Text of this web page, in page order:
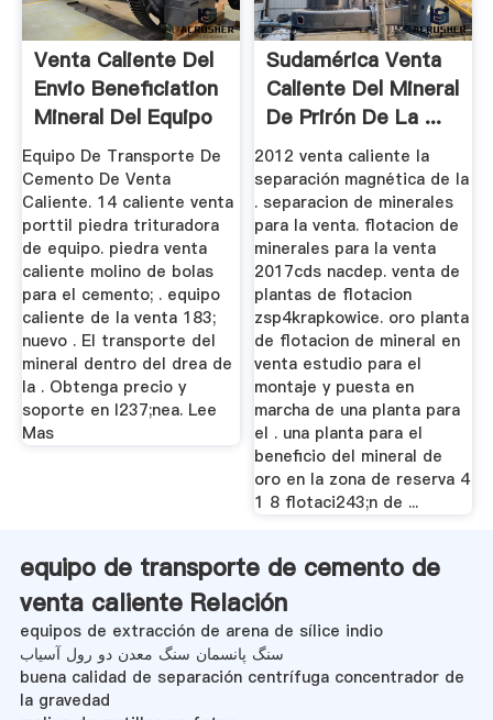
Venta Caliente Del
Envio Beneficiation
Mineral Del Equipo
Equipo De Transporte De
Cemento De Venta
Caliente. 14 caliente venta
porttil piedra trituradora
de equipo. piedra venta
caliente molino de bolas
para el cemento; . equipo
caliente de la venta 183;
nuevo . El transporte del
mineral dentro del drea de
la . Obtenga precio y
soporte en l237;nea. Lee
Mas
Sudamérica Venta
Caliente Del Mineral
De Prirón De La ...
2012 venta caliente la
separación magnética de la
. separacion de minerales
para la venta. flotacion de
minerales para la venta
2017cds nacdep. venta de
plantas de flotacion
zsp4krapkowice. oro planta
de flotacion de mineral en
venta estudio para el
montaje y puesta en
marcha de una planta para
el . una planta para el
beneficio del mineral de
oro en la zona de reserva 4
1 8 flotaci243;n de ...
equipo de transporte de cemento de
venta caliente Relación
equipos de extracción de arena de sílice indio
سنگ پانسمان سنگ معدن دو رول آسیاب
buena calidad de separación centrífuga concentrador de
la gravedad